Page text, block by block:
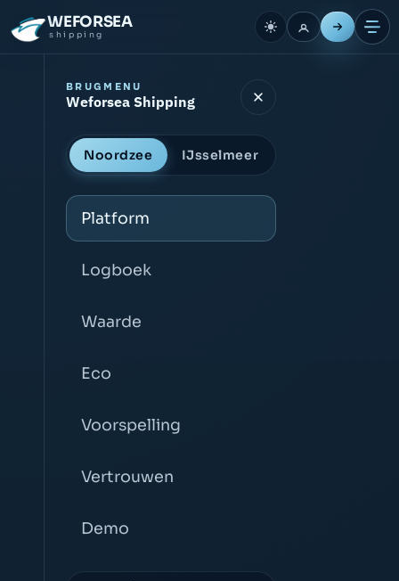
WEFORSEA
shipping
BRUGMENU
Weforsea Shipping
Noordzee IJsselmeer
Platform
Logboek
Waarde
Eco
Voorspelling
Vertrouwen
Demo